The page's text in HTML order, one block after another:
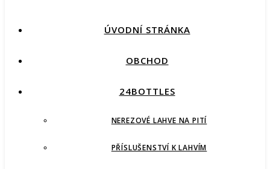
ÚVODNÍ STRÁNKA
OBCHOD
24BOTTLES
NEREZOVÉ LAHVE NA PITÍ
PŘÍSLUŠENSTVÍ K LAHVÍM